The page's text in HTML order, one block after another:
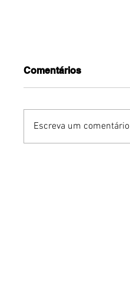
Comentários
Escreva um comentário